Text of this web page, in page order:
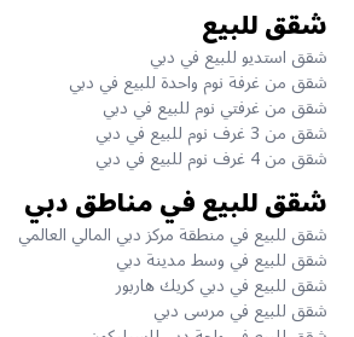
شقق للبيع
شقق استديو للبيع في دبي
شقق من غرفة نوم واحدة للبيع في دبي
شقق من غرفتي نوم للبيع في دبي
شقق من 3 غرف نوم للبيع في دبي
شقق من 4 غرف نوم للبيع في دبي
شقق للبيع في مناطق دبي
شقق للبيع في منطقة مركز دبي المالي العالمي
شقق للبيع في وسط مدينة دبي
شقق للبيع في دبي كريك هاربور
شقق للبيع في مرسى دبي